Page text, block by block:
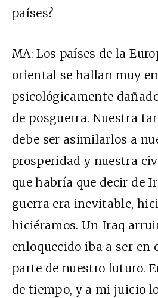
países?
MA: Los países de la
oriental se hallan muy
psicológicamente
de posguerra. Nuestra
debe ser asimilarlos a
prosperidad y nuestra
que habría que decir de
guerra era inevitable,
hiciéramos. Un Iraq
enloquecido iba a ser en
parte de nuestro futuro.
de tiempo, y a mi juicio